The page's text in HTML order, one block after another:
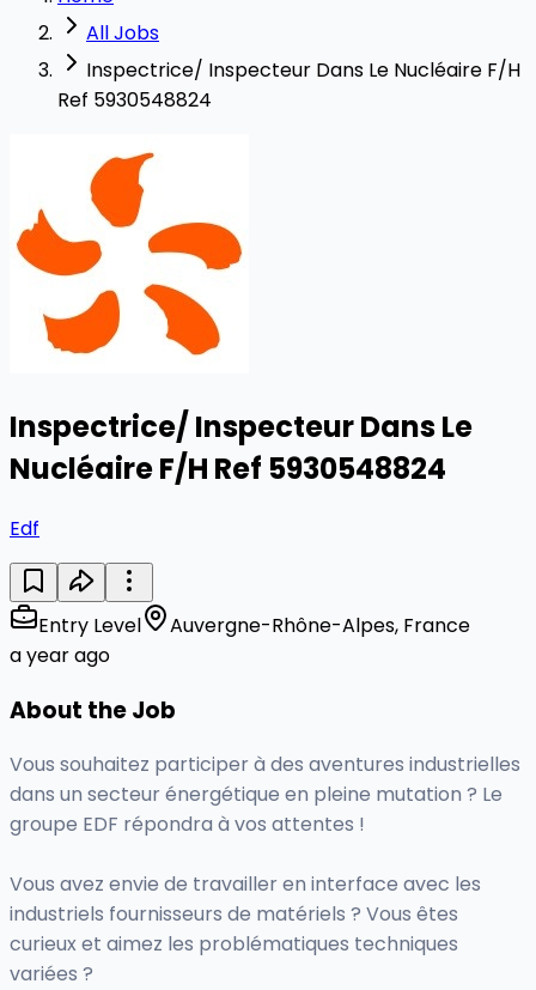
All Jobs
Inspectrice/ Inspecteur Dans Le Nucléaire F/H
Ref 5930548824
Inspectrice/ Inspecteur Dans Le
Nucléaire F/H Ref 5930548824
Edf
Entry Level
Auvergne-Rhône-Alpes, France
a year ago
About the Job
Vous souhaitez participer à des aventures industrielles
dans un secteur énergétique en pleine mutation ? Le
groupe EDF répondra à vos attentes !
Vous avez envie de travailler en interface avec les
industriels fournisseurs de matériels ? Vous êtes
curieux et aimez les problématiques techniques
variées ?